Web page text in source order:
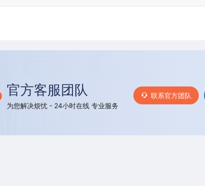
官方客服团队
为您解决烦忧 - 24小时在线 专业服务
联系官方团队